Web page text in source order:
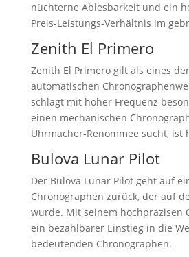
nüchterne Ablesbarkeit und ein
Preis-Leistungs-Verhältnis im
Zenith El Primero
Zenith El Primero gilt als eines
automatischen
schlägt mit hoher Frequenz
einen mechanischen
Uhrmacher-Renommee sucht, ist
Bulova Lunar Pilot
Der Bulova Lunar Pilot geht auf
Chronographen zurück, der auf
wurde. Mit seinem hochpräzisen
ein bezahlbarer Einstieg in die
bedeutenden Chronographen.